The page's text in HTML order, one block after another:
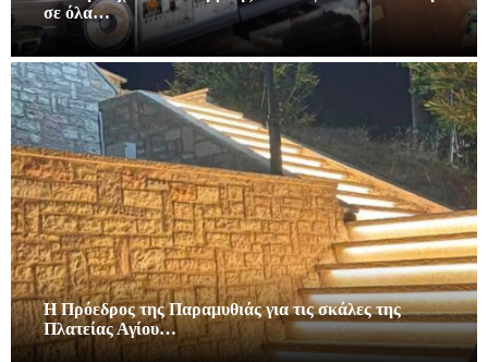
σε όλα…
Η Πρόεδρος της Παραμυθιάς για τις σκάλες της
Πλατείας Αγίου…